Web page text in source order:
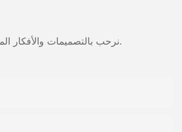
نرحب بالتصميمات والأفكار المخصصة وقادرة على تلبية المتطلبات المحددة. لمزيد من المعلومات، يرجى زيارة الموقع الإلكتروني أو الاتصال بنا مباشرة مع أسئلة أو استفسارات.